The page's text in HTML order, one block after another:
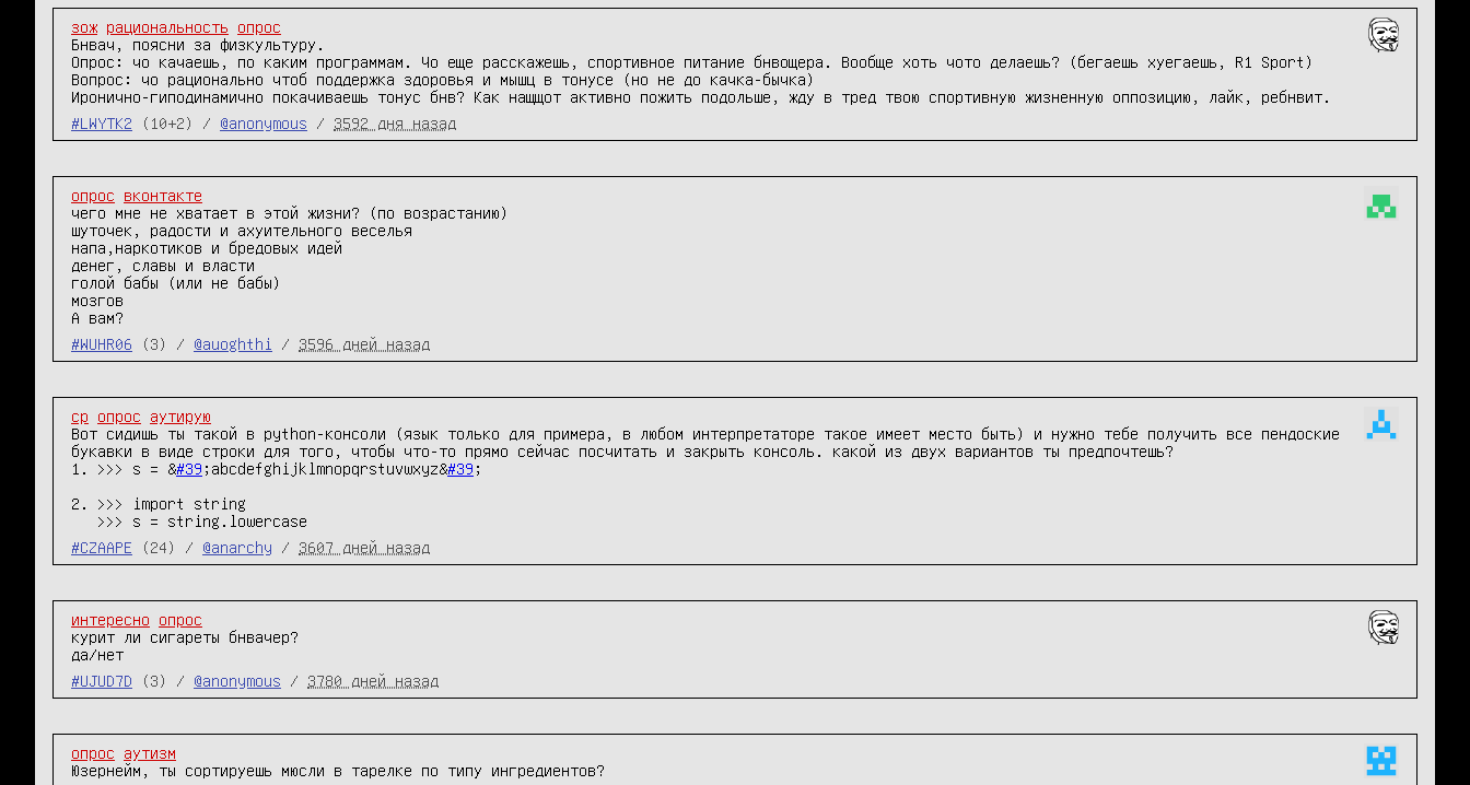
зож рациональность
опрос
Бнвач, поясни за физкультуру.
Опрос: чо качаешь, по каким программам. Чо еще расскажешь, спортивное питание бнвощера. Вообще хоть чото делаешь? (бегаешь хуегаешь, R1 Sport)
Вопрос: чо рационально чтоб поддержка здоровья и мышц в тонусе (но не до качка-бычка)
Иронично-гиподинамично покачиваешь тонус бнв? Как нащщот активно пожить подольше, жду в тред твою спортивную жизненную оппозицию, лайк, ребнвит.
#LWYTK2
(10+2) / @anonymous / 3592 дня назад
опрос
вконтакте
чего мне не хватает в этой жизни? (по возрастанию)
шуточек, радости и ахуительного веселья
напа,наркотиков и бредовых идей
денег, славы и власти
голой бабы (или не бабы)
мозгов
А вам?
#WUHR06
(3) / @auoghthi / 3596 дней назад
cp опрос
аутирую
Вот сидишь ты такой в python-консоли (язык только для примера, в любом интерпретаторе такое имеет место быть) и нужно тебе получить все пендоские
букавки в виде строки для того, чтобы что-то прямо сейчас посчитать и закрыть консоль. какой из двух вариантов ты предпочтешь?
1. >>> s = &#39 ;abcdefghijklmnopqrstuvwxyz&#39 ;
2. >>> import string
#CZAAPE
(24) / @anarchy / 3607 дней назад
интересно
опрос
курит ли сигареты бнвачер?
да/нет
#UJUD7D
(3) / @anonymous / 3780 дней назад
опрос
аутизм
Юзернейм, ты сортируешь мюсли в тарелке по типу ингредиентов?